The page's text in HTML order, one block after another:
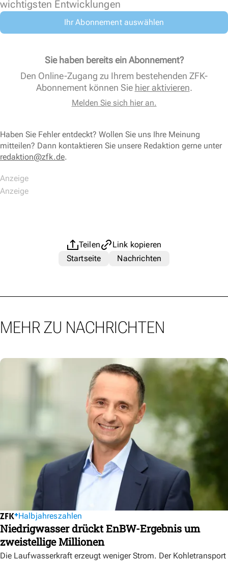
wichtigsten Entwicklungen
Ihr Abonnement auswählen
Sie haben bereits ein Abonnement?
Den Online-Zugang zu Ihrem bestehenden ZFK-
Abonnement können Sie hier aktivieren.
Melden Sie sich hier an.
Haben Sie Fehler entdeckt? Wollen Sie uns Ihre Meinung
mitteilen? Dann kontaktieren Sie unsere Redaktion gerne unter
redaktion@zfk.de.
Teilen
Link kopieren
Startseite
Nachrichten
MEHR ZU NACHRICHTEN
Halbjahreszahlen
Niedrigwasser drückt EnBW-Ergebnis um
zweistellige Millionen
Die Laufwasserkraft erzeugt weniger Strom. Der Kohletransport